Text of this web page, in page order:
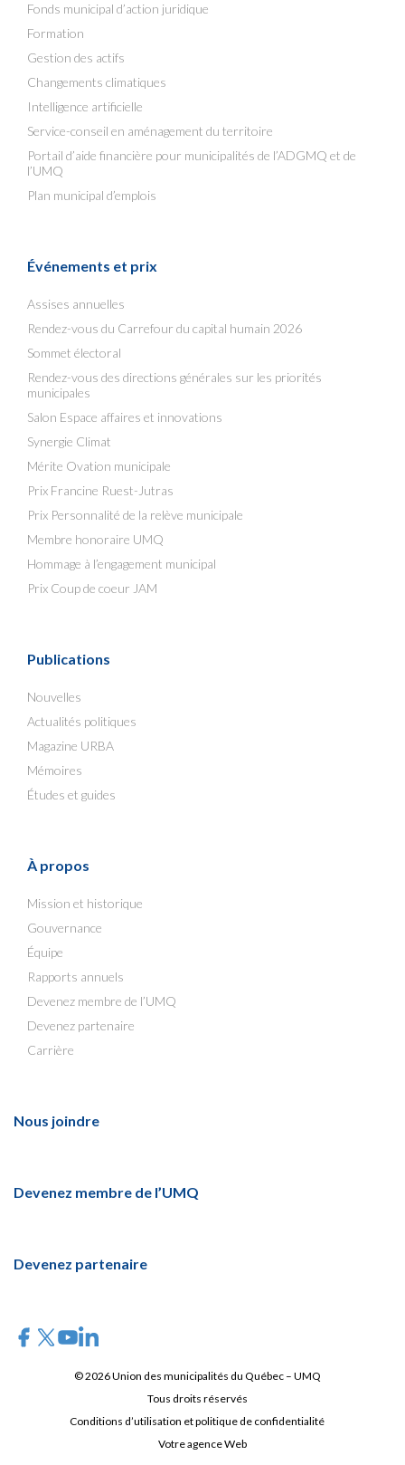
Fonds municipal d’action juridique
Formation
Gestion des actifs
Changements climatiques
Intelligence artificielle
Service-conseil en aménagement du territoire
Portail d’aide financière pour municipalités de l’ADGMQ et de
l’UMQ
Plan municipal d’emplois
Événements et prix
Assises annuelles
Rendez-vous du Carrefour du capital humain 2026
Sommet électoral
Rendez-vous des directions générales sur les priorités
municipales
Salon Espace affaires et innovations
Synergie Climat
Mérite Ovation municipale
Prix Francine Ruest-Jutras
Prix Personnalité de la relève municipale
Membre honoraire UMQ
Hommage à l’engagement municipal
Prix Coup de coeur JAM
Publications
Nouvelles
Actualités politiques
Magazine URBA
Mémoires
Études et guides
À propos
Mission et historique
Gouvernance
Équipe
Rapports annuels
Devenez membre de l’UMQ
Devenez partenaire
Carrière
Nous joindre
Devenez membre de l’UMQ
Devenez partenaire
© 2026 Union des municipalités du Québec – UMQ
Tous droits réservés
Conditions d’utilisation et politique de confidentialité
Votre agence Web